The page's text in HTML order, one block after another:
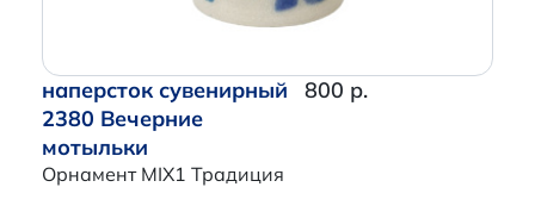
наперсток сувенирный
2380 Вечерние
мотыльки
Орнамент MIX1 Традиция
800 р.